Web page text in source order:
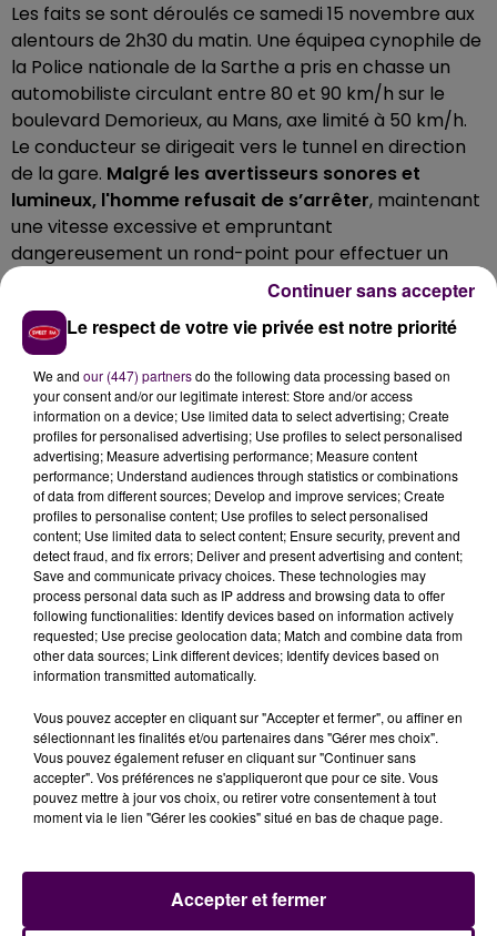
Les faits se sont déroulés ce samedi 15 novembre aux
alentours de 2h30 du matin. Une équipea cynophile de
la Police nationale de la Sarthe a pris en chasse un
automobiliste circulant entre 80 et 90 km/h sur le
boulevard Demorieux, au Mans, axe limité à 50 km/h.
Le conducteur se dirigeait vers le tunnel en direction
de la gare. Malgré les avertisseurs sonores et
lumineux, l'homme refusait de s’arrêter, maintenant
une vitesse excessive et empruntant
dangereusement un rond-point pour effectuer un
REFUS D’OBTEMPÉRER, CONDUITE EN
ÉTAT D’IVRESSE ET PERMIS ANNULÉ
Le quadragénaire a finalement stoppé son véhicule
sur l’unique voie de circulation, juste avant de franchir
à nouveau le tunnel. L’homme présentait d'évidents
signes d’ivresse et les contrôles ont confirmé un taux
de 0,87 mg/l d’air expiré. Les vérifications ont
également révélé qu’il conduisait malgré l’annulation
de son permis. L'intéressé a été condamné àsix mois
de prison ferme à effectuer sous bracelet
électronique, 300 euros d’amende et six mois
d’interdiction de repasser le permis.
À LA UNE
Le respect de votre vie privée est notre priorité
We and our (447) partnersdo the following data processing based on
your consent and/or our legitimate interest: Store and/or access
information on a device; Use limited data to select advertising; Create
profiles for personalised advertising; Use profiles to select personalised
advertising; Measure advertising performance; Measure content
performance; Understand audiences through statistics or combinations
of data from different sources; Develop and improve services; Create
profiles to personalise content; Use profiles to select personalised
content; Use limited data to select content; Ensure security, prevent and
detect fraud, and fix errors; Deliver and present advertising and content;
Save and communicate privacy choices. These technologies may
process personal data such as IP address and browsing data to offer
following functionalities: Identify devices based on information actively
requested; Use precise geolocation data; Match and combine data from
other data sources; Link different devices; Identify devices based on
information transmitted automatically.
Vous pouvez accepter en cliquant sur "Accepter et fermer", ou affiner en
sélectionnant les finalités et/ou partenaires dans "Gérer mes choix".
Vous pouvez également refuser en cliquant sur "Continuer sans
accepter". Vos préférences ne s'appliqueront que pour ce site. Vous
pouvez mettre à jour vos choix, ou retirer votre consentement à tout
moment via le lien "Gérer les cookies" situé en bas de chaque page.
Accepter et fermer
Continuer sans accepter